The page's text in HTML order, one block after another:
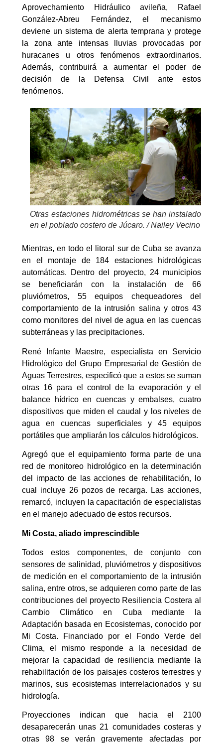
Aprovechamiento Hidráulico avileña, Rafael
González-Abreu Fernández, el mecanismo
deviene un sistema de alerta temprana y protege
la zona ante intensas lluvias provocadas por
huracanes u otros fenómenos extraordinarios.
Además, contribuirá a aumentar el poder de
decisión de la Defensa Civil ante estos
fenómenos.
Otras estaciones hidrométricas se han instalado
en el poblado costero de Júcaro. / Nailey Vecino
Mientras, en todo el litoral sur de Cuba se avanza
en el montaje de 184 estaciones hidrológicas
automáticas. Dentro del proyecto, 24 municipios
se beneficiarán con la instalación de 66
pluviómetros, 55 equipos chequeadores del
comportamiento de la intrusión salina y otros 43
como monitores del nivel de agua en las cuencas
subterráneas y las precipitaciones.
René Infante Maestre, especialista en Servicio
Hidrológico del Grupo Empresarial de Gestión de
Aguas Terrestres, especificó que a estos se suman
otras 16 para el control de la evaporación y el
balance hídrico en cuencas y embalses, cuatro
dispositivos que miden el caudal y los niveles de
agua en cuencas superficiales y 45 equipos
portátiles que ampliarán los cálculos hidrológicos.
Agregó que el equipamiento forma parte de una
red de monitoreo hidrológico en la determinación
del impacto de las acciones de rehabilitación, lo
cual incluye 26 pozos de recarga. Las acciones,
remarcó, incluyen la capacitación de especialistas
en el manejo adecuado de estos recursos.
Mi Costa, aliado imprescindible
Todos estos componentes, de conjunto con
sensores de salinidad, pluviómetros y dispositivos
de medición en el comportamiento de la intrusión
salina, entre otros, se adquieren como parte de las
contribuciones del proyecto Resiliencia Costera al
Cambio Climático en Cuba mediante la
Adaptación basada en Ecosistemas, conocido por
Mi Costa. Financiado por el Fondo Verde del
Clima, el mismo responde a la necesidad de
mejorar la capacidad de resiliencia mediante la
rehabilitación de los paisajes costeros terrestres y
marinos, sus ecosistemas interrelacionados y su
hidrología.
Proyecciones indican que hacia el 2100
desaparecerán unas 21 comunidades costeras y
otras 98 se verán gravemente afectadas por